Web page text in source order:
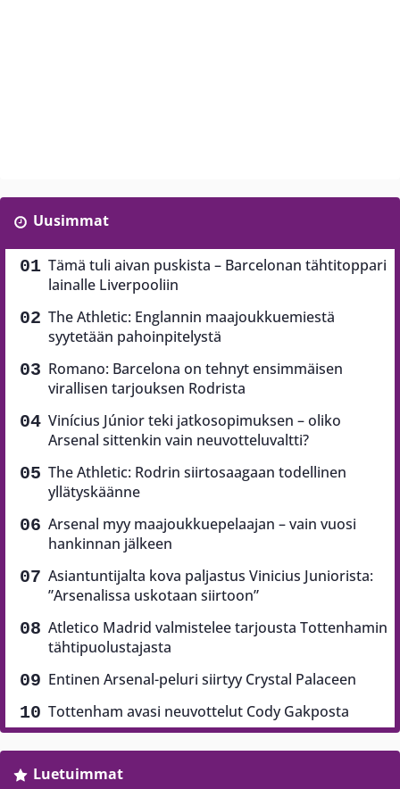
Uusimmat
Tämä tuli aivan puskista – Barcelonan tähtitoppari
lainalle Liverpooliin
The Athletic: Englannin maajoukkuemiestä
syytetään pahoinpitelystä
Romano: Barcelona on tehnyt ensimmäisen
virallisen tarjouksen Rodrista
Vinícius Júnior teki jatkosopimuksen – oliko
Arsenal sittenkin vain neuvotteluvaltti?
The Athletic: Rodrin siirtosaagaan todellinen
yllätyskäänne
Arsenal myy maajoukkuepelaajan – vain vuosi
hankinnan jälkeen
Asiantuntijalta kova paljastus Vinicius Juniorista:
”Arsenalissa uskotaan siirtoon”
Atletico Madrid valmistelee tarjousta Tottenhamin
tähtipuolustajasta
Entinen Arsenal-peluri siirtyy Crystal Palaceen
Tottenham avasi neuvottelut Cody Gakposta
Luetuimmat